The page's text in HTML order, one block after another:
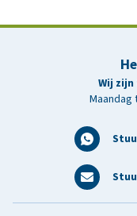
Wij
Maandag